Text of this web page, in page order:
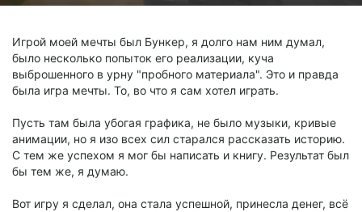
Игрой моей мечты был Бункер, я долго нам ним думал,
было несколько попыток его реализации, куча
выброшенного в урну "пробного материала". Это и правда
была игра мечты. То, во что я сам хотел играть.
Пусть там была убогая графика, не было музыки, кривые
анимации, но я изо всех сил старался рассказать историю.
С тем же успехом я мог бы написать и книгу. Результат был
бы тем же, я думаю.
Вот игру я сделал, она стала успешной, принесла денег, всё